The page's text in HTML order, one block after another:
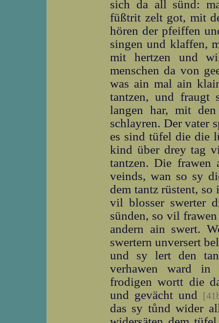
sich da all sünd:
füßtrit zelt got, mit
hören der pfeiffen
singen und klaffen,
mit hertzen und
menschen da von
was ain mal ain
tantzen, und fraugt
langen har, mit
schlayren. Der vater
es sind tüfel die die
kind über drey tag
tantzen. Die frawen
veinds, wan so sy
dem tantz rüstent, so
vil blosser swerter
sünden, so vil
andern ain swert.
swertern unversert
und sy lert den
verhawen ward in
frodigen wortt die
und gevächt und
das sy tůnd wider